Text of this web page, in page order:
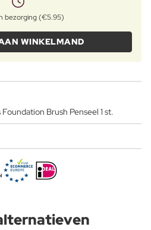
bezorging (€5.95)
WINKELMAND
Brush Penseel 1 st.